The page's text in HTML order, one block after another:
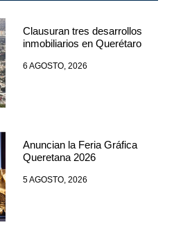
Clausuran tres desarrollos
inmobiliarios en Querétaro
6 AGOSTO, 2026
Anuncian la Feria Gráfica
Queretana 2026
5 AGOSTO, 2026